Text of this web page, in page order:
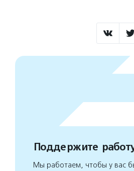
Поддержите
Мы работаем, чтобы у вас